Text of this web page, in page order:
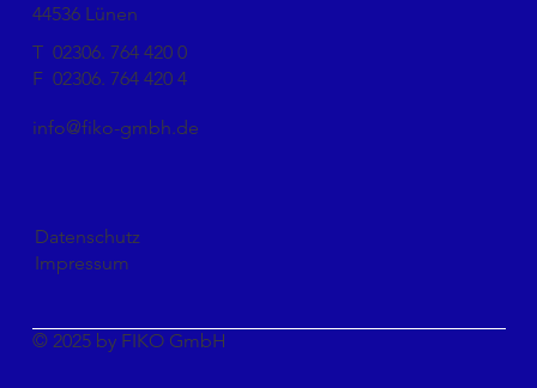
44536 Lünen
T 02306. 764 420 0
F 02306. 764 420 4
info@fiko-gmbh.de
Datenschutz
Impressum
© 2025 by FIKO GmbH